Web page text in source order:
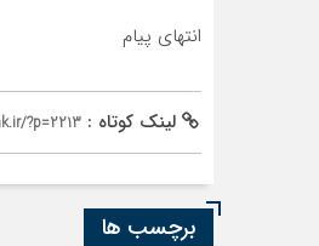
انتهای پیام
لینک کوتاه : ?p=2213
برچسب ها